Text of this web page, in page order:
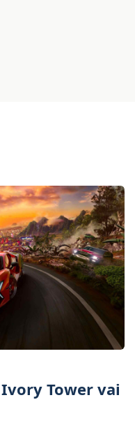
Tower vai